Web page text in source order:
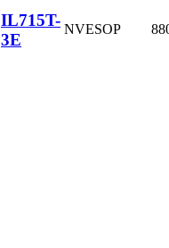
IL715T-
3E
NVESOP